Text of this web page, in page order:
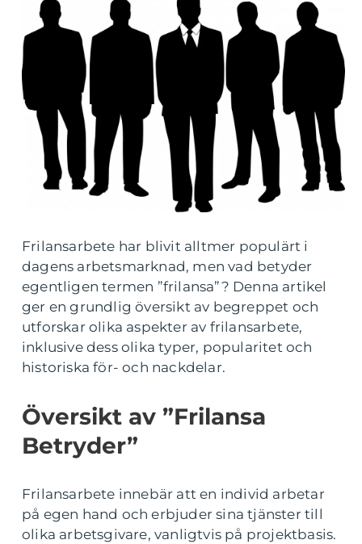
Frilansarbete har blivit alltmer populärt i
dagens arbetsmarknad, men vad betyder
egentligen termen ”frilansa”? Denna artikel
ger en grundlig översikt av begreppet och
utforskar olika aspekter av frilansarbete,
inklusive dess olika typer, popularitet och
historiska för- och nackdelar.
Översikt av ”Frilansa
Betryder”
Frilansarbete innebär att en individ arbetar
på egen hand och erbjuder sina tjänster till
olika arbetsgivare, vanligtvis på projektbasis.